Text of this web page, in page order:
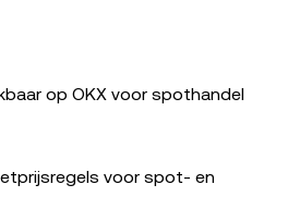
op OKX voor spothandel
voor spot- en